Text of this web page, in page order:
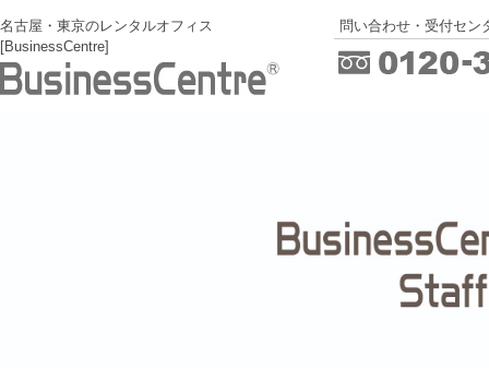
名古屋・東京のレンタルオフィス
[BusinessCentre]
問い合わせ・受付セン